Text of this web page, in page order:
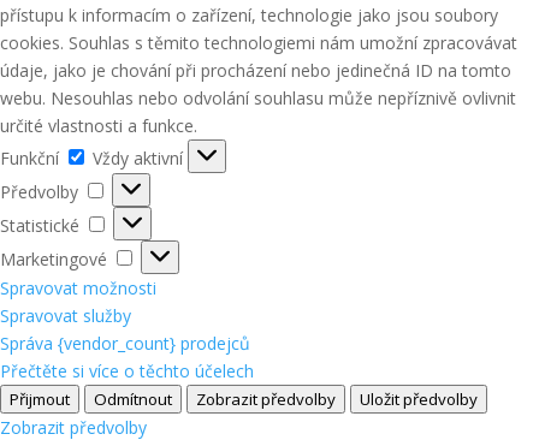
přístupu k informacím o zařízení, technologie jako jsou soubory
cookies. Souhlas s těmito technologiemi nám umožní zpracovávat
údaje, jako je chování při procházení nebo jedinečná ID na tomto
webu. Nesouhlas nebo odvolání souhlasu může nepříznivě ovlivnit
určité vlastnosti a funkce.
Funkční
Funkční
Vždy aktivní
Předvolby
Předvolby
Statistické
Statistické
Marketingové
Marketingové
Spravovat možnosti
Spravovat služby
Správa {vendor_count} prodejců
Přečtěte si více o těchto účelech
Přijmout Odmítnout Zobrazit předvolby Uložit předvolby
Zobrazit předvolby